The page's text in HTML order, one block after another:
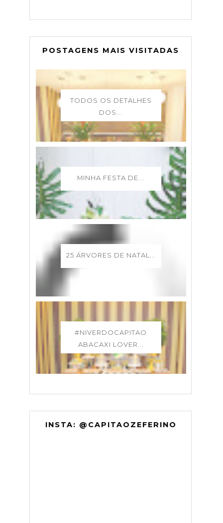
POSTAGENS MAIS VISITADAS
TODOS OS DETALHES
DOS...
MINHA FESTA DE...
25 ÁRVORES DE NATAL...
#NIVERDOCAPITAO
ABACAXI LOVER...
INSTA: @CAPITAOZEFERINO